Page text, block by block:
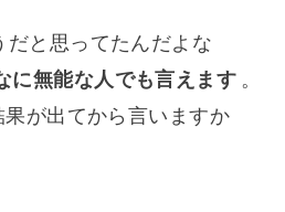
と思ってたんだよな
に無能な人でも言えます 。
が出てから言いますか